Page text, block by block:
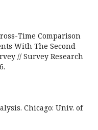
Time Comparison
With The Second
// Survey Research
Chicago: Univ. of